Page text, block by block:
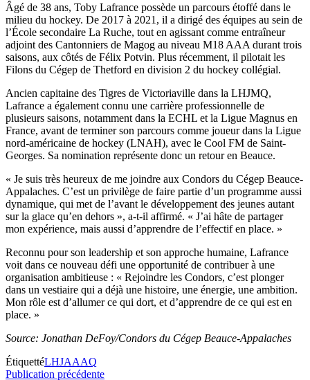
Âgé de 38 ans, Toby Lafrance possède un parcours étoffé dans le
milieu du hockey. De 2017 à 2021, il a dirigé des équipes au sein de
l’École secondaire La Ruche, tout en agissant comme entraîneur
adjoint des Cantonniers de Magog au niveau M18 AAA durant trois
saisons, aux côtés de Félix Potvin. Plus récemment, il pilotait les
Filons du Cégep de Thetford en division 2 du hockey collégial.
Ancien capitaine des Tigres de Victoriaville dans la LHJMQ,
Lafrance a également connu une carrière professionnelle de
plusieurs saisons, notamment dans la ECHL et la Ligue Magnus en
France, avant de terminer son parcours comme joueur dans la Ligue
nord-américaine de hockey (LNAH), avec le Cool FM de Saint-
Georges. Sa nomination représente donc un retour en Beauce.
« Je suis très heureux de me joindre aux Condors du Cégep Beauce-
Appalaches. C’est un privilège de faire partie d’un programme aussi
dynamique, qui met de l’avant le développement des jeunes autant
sur la glace qu’en dehors », a-t-il affirmé. « J’ai hâte de partager
mon expérience, mais aussi d’apprendre de l’effectif en place. »
Reconnu pour son leadership et son approche humaine, Lafrance
voit dans ce nouveau défi une opportunité de contribuer à une
organisation ambitieuse : « Rejoindre les Condors, c’est plonger
dans un vestiaire qui a déjà une histoire, une énergie, une ambition.
Mon rôle est d’allumer ce qui dort, et d’apprendre de ce qui est en
place. »
Source: Jonathan DeFoy/Condors du Cégep Beauce-Appalaches
ÉtiquettéLHJAAAQ
Publication précédentePublication